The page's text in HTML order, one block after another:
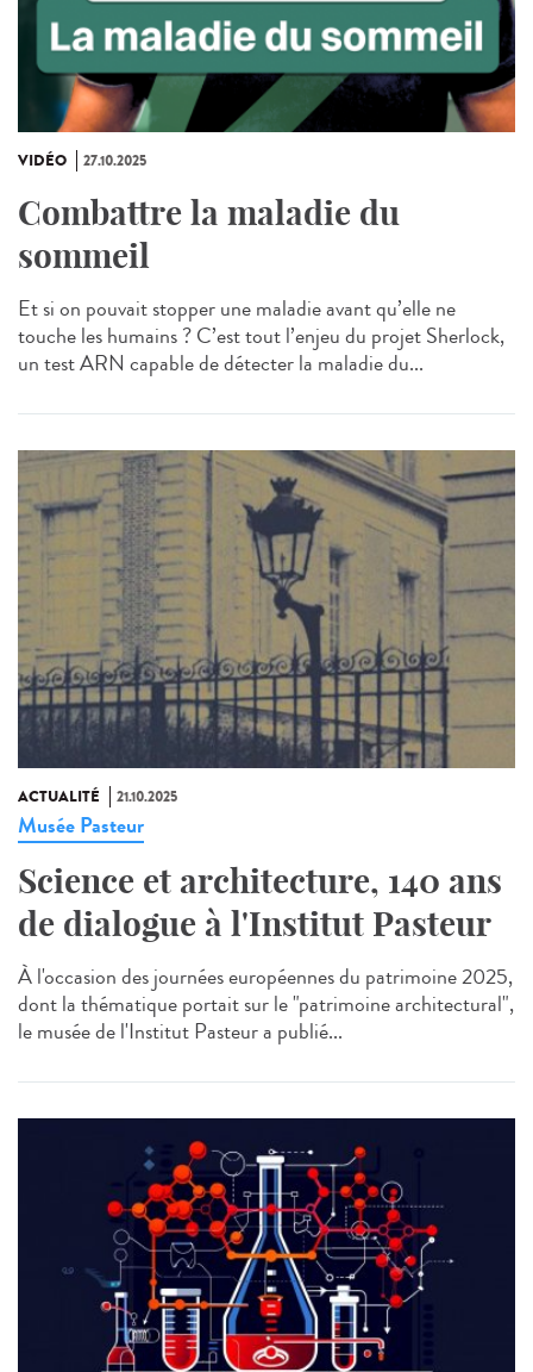
VIDÉO 27.10.2025
Combattre la maladie du
sommeil
Et si on pouvait stopper une maladie avant qu’elle ne
touche les humains ? C’est tout l’enjeu du projet Sherlock,
un test ARN capable de détecter la maladie du...
ACTUALITÉ 21.10.2025
Musée Pasteur
Science et architecture, 140 ans
de dialogue à l'Institut Pasteur
À l'occasion des journées européennes du patrimoine 2025,
dont la thématique portait sur le "patrimoine architectural",
le musée de l'Institut Pasteur a publié...